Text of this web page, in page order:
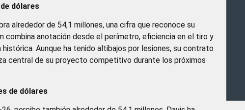
dólares
alrededor de 54,1 millones, una cifra que reconoce su
combina anotación desde el perímetro, eficiencia en el tiro y
Aunque ha tenido altibajos por lesiones, su contrato
central de su proyecto competitivo durante los próximos
de dólares